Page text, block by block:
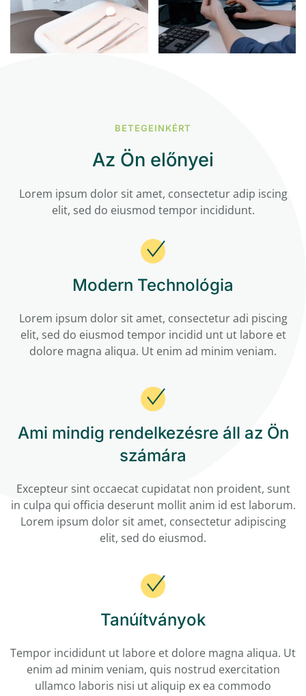
BETEGEINKÉRT
Az Ön előnyei
Lorem ipsum dolor sit amet, consectetur adip iscing
elit, sed do eiusmod tempor incididunt.
Modern Technológia
Lorem ipsum dolor sit amet, consectetur adi piscing
elit, sed do eiusmod tempor incidid unt ut labore et
dolore magna aliqua. Ut enim ad minim veniam.
Ami mindig rendelkezésre áll az Ön
számára
Excepteur sint occaecat cupidatat non proident, sunt
in culpa qui officia deserunt mollit anim id est laborum.
Lorem ipsum dolor sit amet, consectetur adipiscing
elit, sed do eiusmod.
Tanúítványok
Tempor incididunt ut labore et dolore magna aliqua. Ut
enim ad minim veniam, quis nostrud exercitation
ullamco laboris nisi ut aliquip ex ea commodo